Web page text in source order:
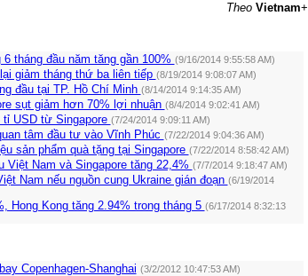
Theo Vietnam+
tháng đầu năm tăng gần 100% (9/16/2014 9:55:58 AM)
giảm tháng thứ ba liên tiếp (8/19/2014 9:08:07 AM)
đầu tại TP. Hồ Chí Minh (8/14/2014 9:14:35 AM)
sụt giảm hơn 70% lợi nhuận (8/4/2014 9:02:41 AM)
USD từ Singapore (7/24/2014 9:09:11 AM)
tâm đầu tư vào Vĩnh Phúc (7/22/2014 9:04:36 AM)
sản phẩm quà tặng tại Singapore (7/22/2014 8:58:42 AM)
Việt Nam và Singapore tăng 22,4% (7/7/2014 9:18:47 AM)
Nam nếu nguồn cung Ukraine gián đoạn (6/19/2014
Hong Kong tăng 2.94% trong tháng 5 (6/17/2014 8:32:13
Copenhagen-Shanghai (3/2/2012 10:47:53 AM)